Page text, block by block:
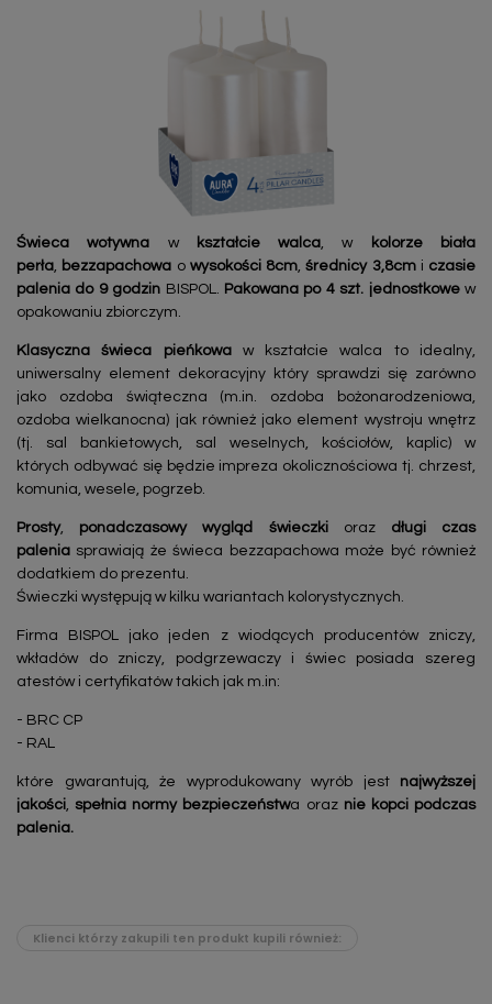
Świeca wotywna w kształcie walca, w
kolorze biała
perła, bezzapachowa o wysokości 8cm,średnicy 3,8cmi czasie
palenia do 9 godzin BISPOL. Pakowana po 4 szt. jednostkowew
opakowaniu zbiorczym.
Klasyczna świeca pieńkowa w kształcie walca to idealny,
uniwersalny element dekoracyjny który sprawdzi się zarówno
jako ozdoba świąteczna (m.in. ozdoba bożonarodzeniowa,
ozdoba wielkanocna) jak również jako element wystroju wnętrz
(tj. sal bankietowych, sal weselnych, kościołów, kaplic) w
których odbywać się będzie impreza okolicznościowa tj. chrzest,
komunia, wesele, pogrzeb.
Prosty, ponadczasowy wygląd świeczkiorazdługi czas
palenia sprawiają że świeca bezzapachowa może być również
dodatkiem do prezentu.
Świeczki występują w kilku wariantach kolorystycznych.
Firma BISPOL jako jeden z wiodących producentów zniczy,
wkładów do zniczy, podgrzewaczy i świec posiada szereg
atestów i certyfikatów takich jak m.in:
- BRC CP
- RAL
które gwarantują, że wyprodukowany wyrób jest najwyższej
jakości,spełnia normy bezpieczeństwa oraz nie kopci podczas
palenia.
Klienci którzy zakupili ten produkt kupili również: